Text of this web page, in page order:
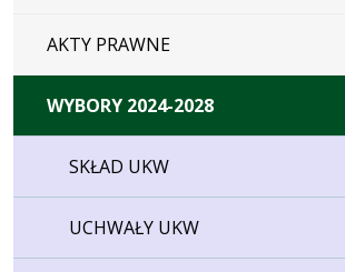
AKTY PRAWNE
WYBORY 2024-2028
SKŁAD UKW
UCHWAŁY UKW